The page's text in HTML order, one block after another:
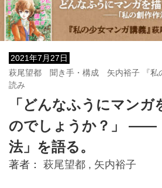
2021年7月27日
萩尾望都 聞き手・構成 矢内裕子 『私
読み
「どんなふうにマンガ
のでしょうか？」 ――
法」を語る。
著者： 萩尾望都 , 矢内裕子